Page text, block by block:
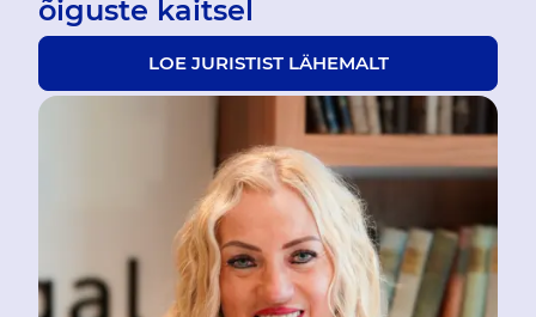
õiguste kaitsel
LOE JURISTIST LÄHEMALT